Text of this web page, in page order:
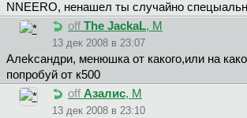
NNEERO, ненашел ты случайно
off The JackaL, М
13 дек 2008 в 23:07
Aлekcaндpи, менюшка от какого,или на
попробуй от к500
off Азалис, М
13 дек 2008 в 23:10